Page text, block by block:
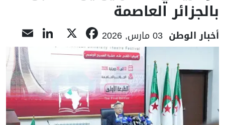
بالجزائر العاصمة
أخبار الوطن 03 مارس, 2026 Facebook